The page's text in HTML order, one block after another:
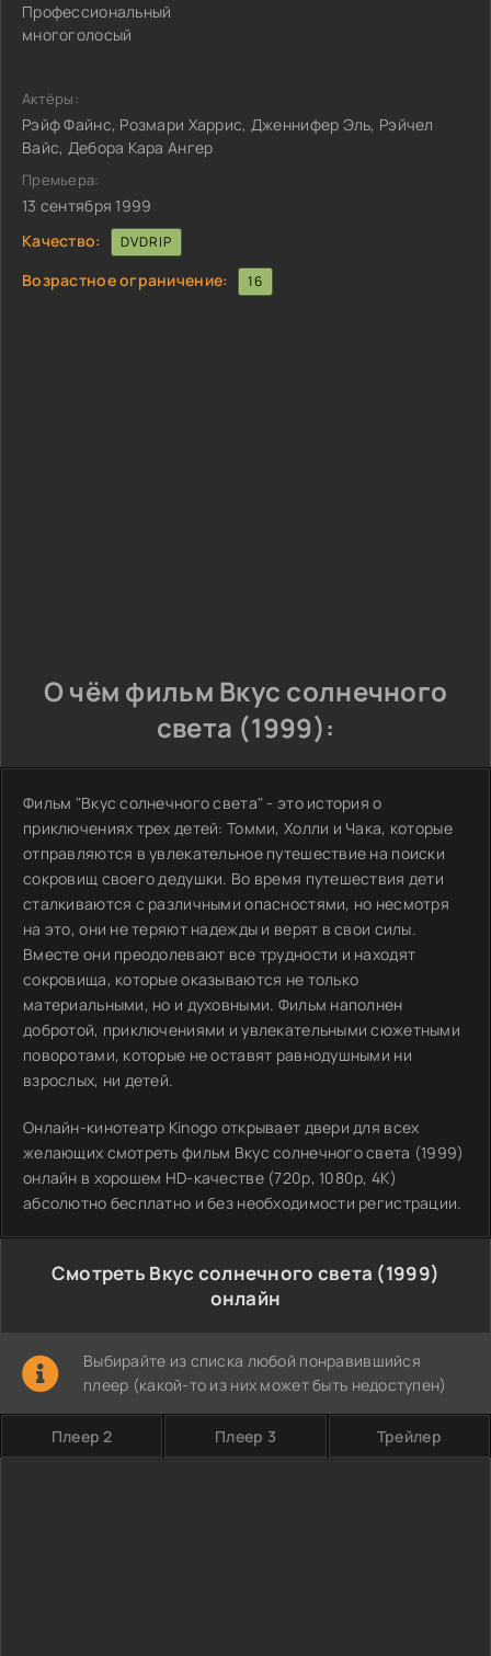
Профессиональный
многоголосый
Актёры:
Рэйф Файнс, Розмари Харрис, Дженнифер Эль, Рэйчел
Вайс, Дебора Кара Ангер
Премьера:
13 сентября 1999
Качество:
DVDRIP
Возрастное ограничение: 16
О чём фильм Вкус солнечного
света (1999):
Фильм "Вкус солнечного света" - это история о
приключениях трех детей: Томми, Холли и Чака, которые
отправляются в увлекательное путешествие на поиски
сокровищ своего дедушки. Во время путешествия дети
сталкиваются с различными опасностями, но несмотря
на это, они не теряют надежды и верят в свои силы.
Вместе они преодолевают все трудности и находят
сокровища, которые оказываются не только
материальными, но и духовными. Фильм наполнен
добротой, приключениями и увлекательными сюжетными
поворотами, которые не оставят равнодушными ни
взрослых, ни детей.
Онлайн-кинотеатр Kinogo открывает двери для всех
желающих смотреть фильм Вкус солнечного света (1999)
онлайн в хорошем HD-качестве (720p, 1080p, 4K)
абсолютно бесплатно и без необходимости регистрации.
Смотреть Вкус солнечного света (1999)
онлайн
Выбирайте из списка любой понравившийся
плеер (какой-то из них может быть недоступен)
Плеер 2 Плеер 3 Трейлер